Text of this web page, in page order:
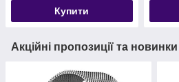
Купити
Акційні пропозиції та новинки